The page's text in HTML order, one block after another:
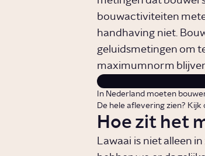
bouwactiviteiten
handhaving niet.
geluidsmetingen om
maximumnorm
In Nederland moeten
De hele aflevering zien? Kijk
Hoe zit het
Lawaai is niet alleen